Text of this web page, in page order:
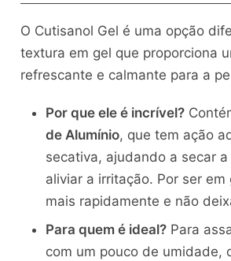
O Cutisanol Gel é uma opção
textura em gel que proporciona
refrescante e calmante para a
Por que ele é incrível?
de Alumínio, que tem ação
secativa, ajudando a secar
aliviar a irritação. Por ser
mais rapidamente e não
Para quem é ideal?Para
com um pouco de umidade,